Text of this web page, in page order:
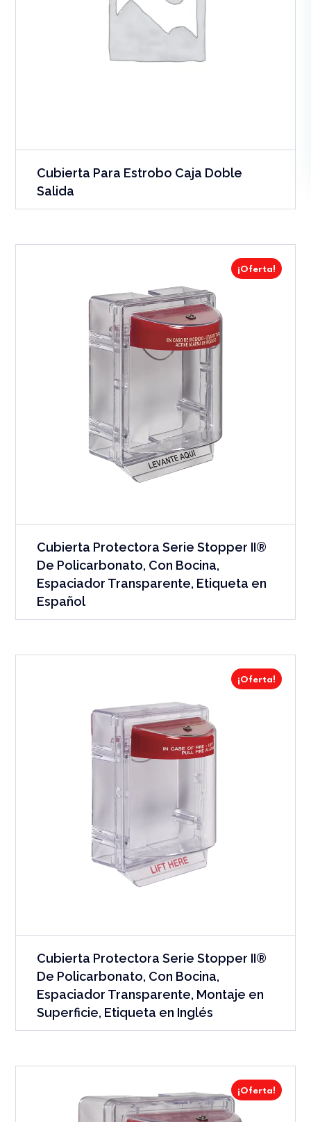
Cubierta Para Estrobo Caja Doble
Salida
¡Oferta!
Cubierta Protectora Serie Stopper II®
De Policarbonato, Con Bocina,
Espaciador Transparente, Etiqueta en
Español
¡Oferta!
Cubierta Protectora Serie Stopper II®
De Policarbonato, Con Bocina,
Espaciador Transparente, Montaje en
Superficie, Etiqueta en Inglés
¡Oferta!